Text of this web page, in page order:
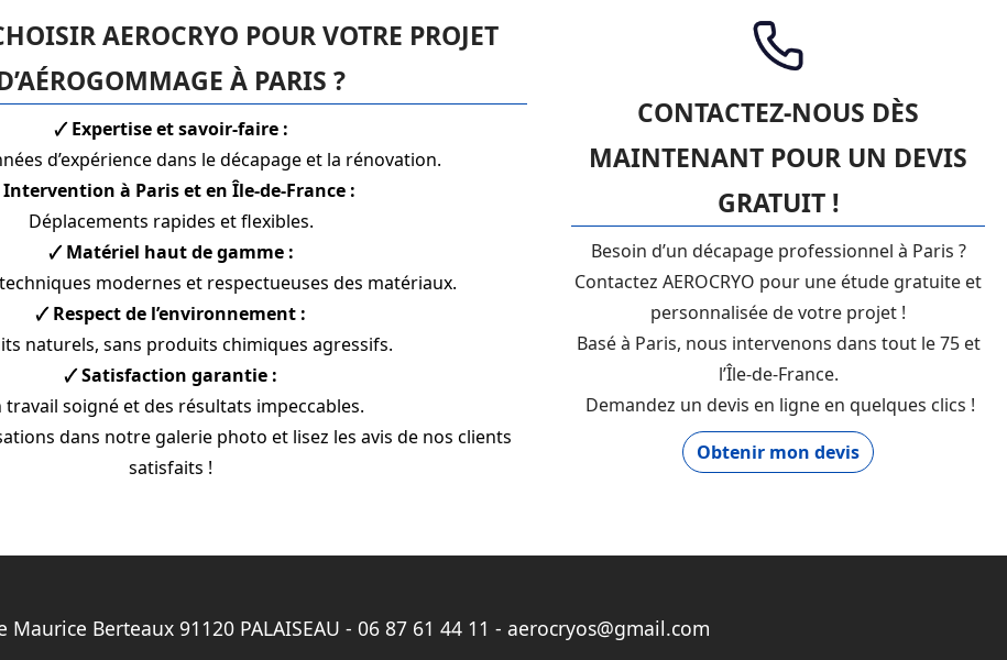
AEROCRYO POUR VOTRE PROJET
À PARIS ?
🗸 Expertise et savoir-faire :
d’expérience dans le décapage et la rénovation.
à Paris et en Île-de-France :
Déplacements rapides et flexibles.
🗸 Matériel haut de gamme :
modernes et respectueuses des matériaux.
🗸 Respect de l’environnement :
naturels, sans produits chimiques agressifs.
🗸 Satisfaction garantie :
travail soigné et des résultats impeccables.
dans notre galerie photo et lisez les avis de nos clients
satisfaits !
CONTACTEZ-NOUS DÈS
MAINTENANT POUR UN DEVIS
GRATUIT !
Besoin d’un décapage professionnel à Paris ?
Contactez AEROCRYO pour une étude gratuite et
personnalisée de votre projet !
Basé à Paris, nous intervenons dans tout le 75 et
l’Île-de-France.
Demandez un devis en ligne en quelques clics !
Obtenir mon devis
Maurice Berteaux 91120 PALAISEAU - 06 87 61 44 11 - aerocryos@gmail.com